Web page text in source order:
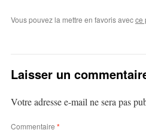
Vous pouvez la mettre en favoris avecce
Laisser un
Votre adresse e-mail ne sera pas
Commentaire *